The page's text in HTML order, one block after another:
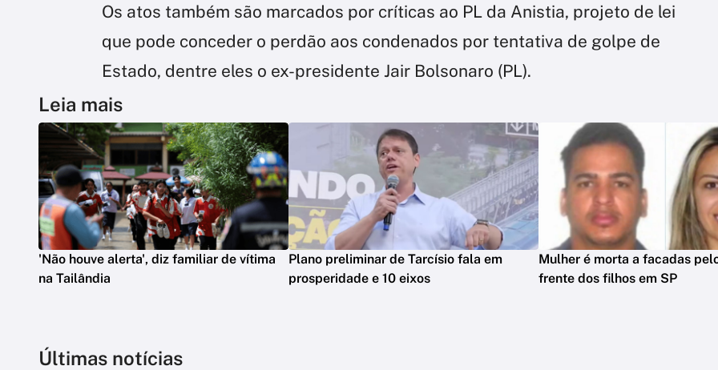
Os atos também são marcados por críticas ao PL da Anistia, projeto de lei
que pode conceder o perdão aos condenados por tentativa de golpe de
Estado, dentre eles o ex-presidente Jair Bolsonaro (PL).
Leia mais
'Não houve alerta', diz familiar de vítima
na Tailândia
Plano preliminar de Tarcísio fala em
prosperidade e 10 eixos
Mulher é morta a facadas
frente dos filhos em SP
Últimas notícias